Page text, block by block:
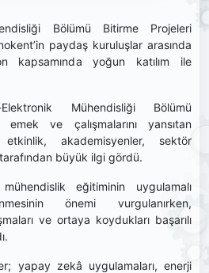
Bölümü Bitirme Projeleri
paydaş kuruluşlar arasında
kapsamında yoğun katılım ile
Mühendisliği Bölümü
ve çalışmalarını yansıtan
akademisyenler, sektör
büyük ilgi gördü.
mühendislik eğitiminin uygulamalı
önemi vurgulanırken,
ve ortaya koydukları başarılı
yapay zekâ uygulamaları, enerji